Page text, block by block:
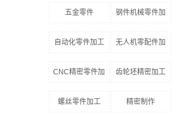
五金零件 钢件机械零件加
自动化零件加工 无人机零配件加
CNC精密零件加 齿轮坯精密加工
螺丝零件加工 精密制作